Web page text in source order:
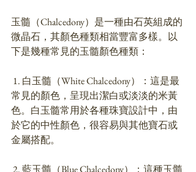
玉髓（Chalcedony）是一種由石英組成的
微晶石，其顏色種類相當豐富多樣。以
下是幾種常見的玉髓顏色種類：
常見的顏色，呈現出潔白或淡淡的米黃
色。白玉髓常用於各種珠寶設計中，由
於它的中性顏色，很容易與其他寶石或
金屬搭配。